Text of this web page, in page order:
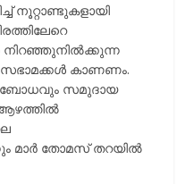
നൂറ്റാണ്ടുകളായി
നിറഞ്ഞുനില്‍ക്കുന്ന
കാണണം.
സമുദായ
മാര്‍ തോമസ് തറയില്‍